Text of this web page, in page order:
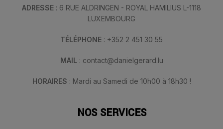
ADRESSE : 6 RUE ALDRINGEN - ROYAL HAMILIUS L-1118
LUXEMBOURG
TÉLÉPHONE : +352 2 451 30 55
MAIL : contact@danielgerard.lu
HORAIRES : Mardi au Samedi de 10h00 à 18h30 !
NOS SERVICES